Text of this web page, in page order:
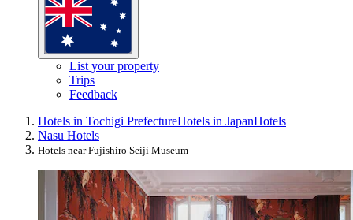
List your property
Trips
Feedback
Hotels in Tochigi PrefectureHotels in JapanHotels
Nasu Hotels
Hotels near Fujishiro Seiji Museum